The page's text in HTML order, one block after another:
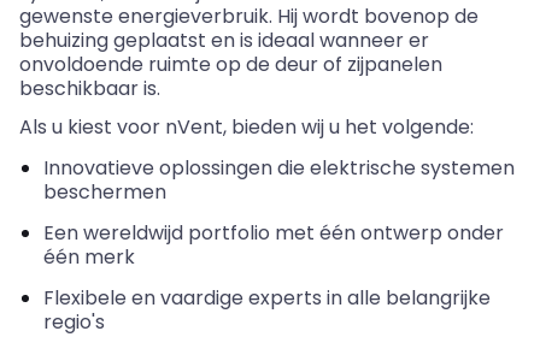
gewenste energieverbruik. Hij wordt bovenop de
behuizing geplaatst en is ideaal wanneer er
onvoldoende ruimte op de deur of zijpanelen
beschikbaar is.
Als u kiest voor nVent, bieden wij u het volgende:
Innovatieve oplossingen die elektrische systemen
beschermen
Een wereldwijd portfolio met één ontwerp onder
één merk
Flexibele en vaardige experts in alle belangrijke
regio's